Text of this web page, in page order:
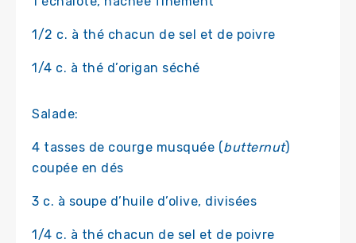
1/2 c. à thé chacun de sel et de poivre
1/4 c. à thé d’origan séché
Salade:
4 tasses de courge musquée (butternut)
coupée en dés
3 c. à soupe d’huile d’olive, divisées
1/4 c. à thé chacun de sel et de poivre